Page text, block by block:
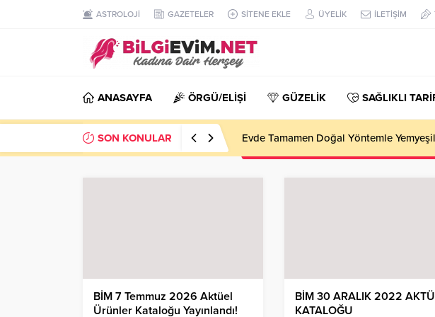
ASTROLOJİ GAZETELER SİTENE EKLE ÜYELİK İLETİŞİM
ANASAYFA ÖRGÜ/ELİŞİ GÜZELİK SAĞLIKLI
SON KONULAR Evde Tamamen Doğal Yöntemle
BİM 7 Temmuz 2026 Aktüel
Ürünler Kataloğu Yayınlandı!
BİM 30 ARALIK 2022
KATALOĞU